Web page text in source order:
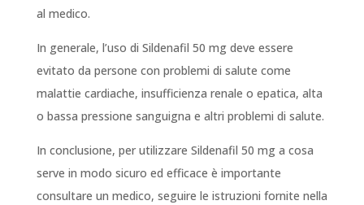
al medico.
In generale, l’uso di Sildenafil 50 mg deve essere
evitato da persone con problemi di salute come
malattie cardiache, insufficienza renale o epatica, alta
o bassa pressione sanguigna e altri problemi di salute.
In conclusione, per utilizzare Sildenafil 50 mg a cosa
serve in modo sicuro ed efficace è importante
consultare un medico, seguire le istruzioni fornite nella